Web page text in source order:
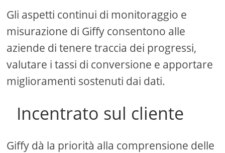
Gli aspetti continui di monitoraggio e
misurazione di Giffy consentono alle
aziende di tenere traccia dei progressi,
valutare i tassi di conversione e apportare
miglioramenti sostenuti dai dati.
Incentrato sul cliente
Giffy dà la priorità alla comprensione delle